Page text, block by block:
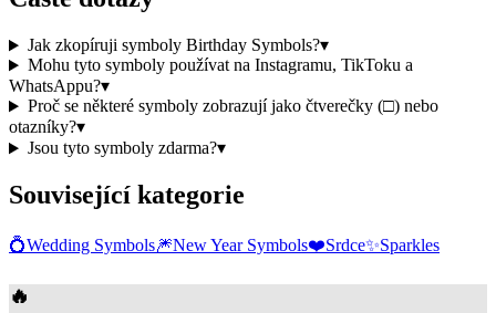
Jak zkopíruji symboly Birthday Symbols?▾
Mohu tyto symboly používat na Instagramu, TikToku a
WhatsAppu?▾
Proč se některé symboly zobrazují jako čtverečky (□) nebo
otazníky?▾
Jsou tyto symboly zdarma?▾
Související kategorie
💍Wedding Symbols🎆New Year Symbols❤️Srdce✨Sparkles
🔥